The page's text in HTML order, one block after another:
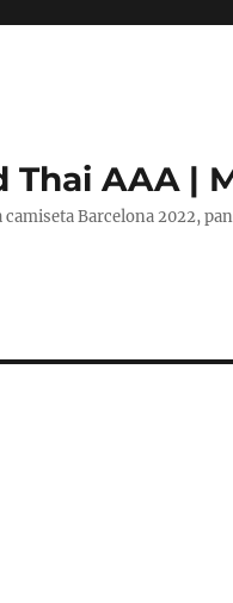
AAA |
Barcelona 2022,